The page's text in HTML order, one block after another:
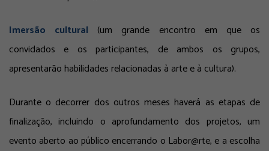
Imersão cultural (um grande encontro em que os
convidados e os participantes, de ambos os grupos,
apresentarão habilidades relacionadas à arte e à cultura).
Durante o decorrer dos outros meses haverá as etapas de
finalização, incluindo o aprofundamento dos projetos, um
evento aberto ao público encerrando o Labor@rte, e a escolha